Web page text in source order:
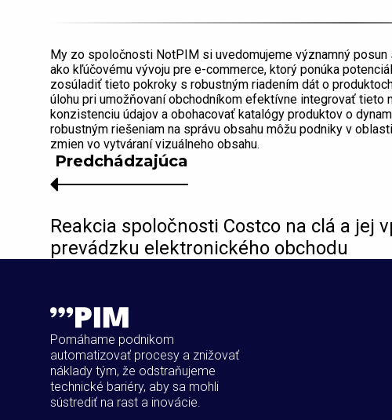
My zo spoločnosti NotPIM si uvedomujeme významný posun
ako kľúčovému vývoju pre e-commerce, ktorý ponúka
zosúladiť tieto pokroky s robustným riadením dát o
úlohu pri umožňovaní obchodníkom efektívne integrovať tieto
konzistenciu údajov a obohacovať katalógy produktov o
robustným riešeniam na správu obsahu môžu podniky v
zmien vo vytváraní vizuálneho obsahu.
Predchádzajúca
Reakcia spoločnosti Costco na clá a jej
prevádzku elektronického obchodu
Pomáhame podnikom
automatizovať procesy a znižovať
náklady tým, že odstraňujeme
technické bariéry, aby sa mohli
sústrediť na rast a inovácie.